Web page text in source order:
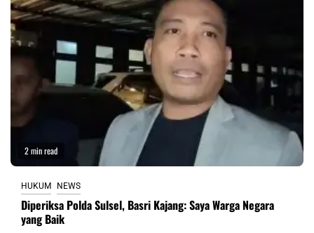
2 min read
HUKUM NEWS
Diperiksa Polda Sulsel, Basri Kajang: Saya Warga Negara
yang Baik